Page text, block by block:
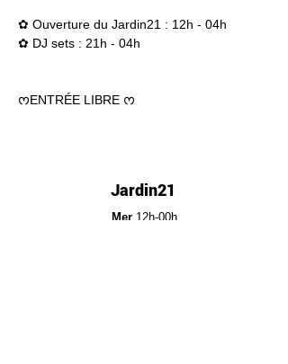
✿ Ouverture du Jardin21 : 12h - 04h
✿ DJ sets : 21h - 04h
ᰔENTRÉE LIBRE ᰔ
Jardin21
Mer12h-00h